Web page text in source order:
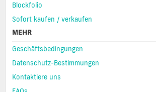
Blockfolio
Sofort kaufen / verkaufen
MEHR
Geschäftsbedingungen
Datenschutz-Bestimmungen
Kontaktiere uns